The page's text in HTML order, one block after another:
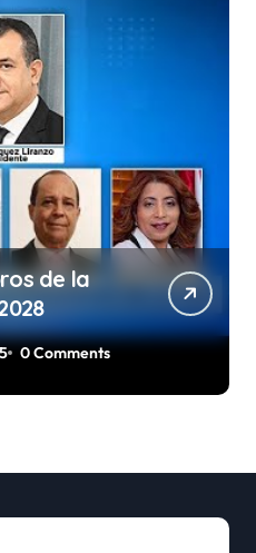
de la
0 Comments